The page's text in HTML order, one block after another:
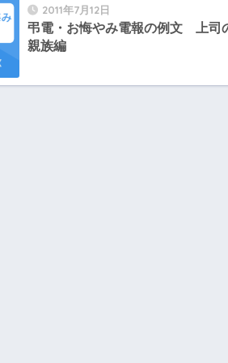
2011年7月12日
弔電・お悔やみ電報の例文 上司
親族編